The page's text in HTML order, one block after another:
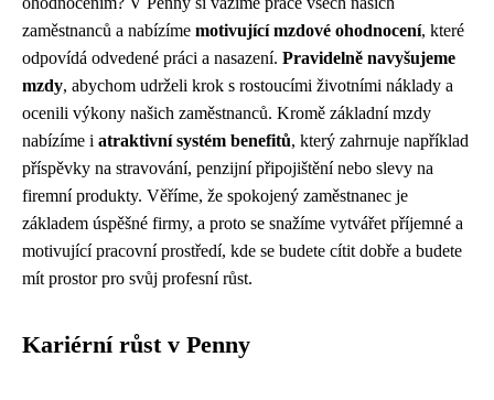
zaměstnanců a nabízíme motivující mzdové ohodnocení, které
odpovídá odvedené práci a nasazení. Pravidelně navyšujeme
mzdy, abychom udrželi krok s rostoucími životními náklady a
ocenili výkony našich zaměstnanců. Kromě základní mzdy
nabízíme i atraktivní systém benefitů, který zahrnuje například
příspěvky na stravování, penzijní připojištění nebo slevy na
firemní produkty. Věříme, že spokojený zaměstnanec je
základem úspěšné firmy, a proto se snažíme vytvářet příjemné a
motivující pracovní prostředí, kde se budete cítit dobře a budete
mít prostor pro svůj profesní růst.
Kariérní růst v Penny